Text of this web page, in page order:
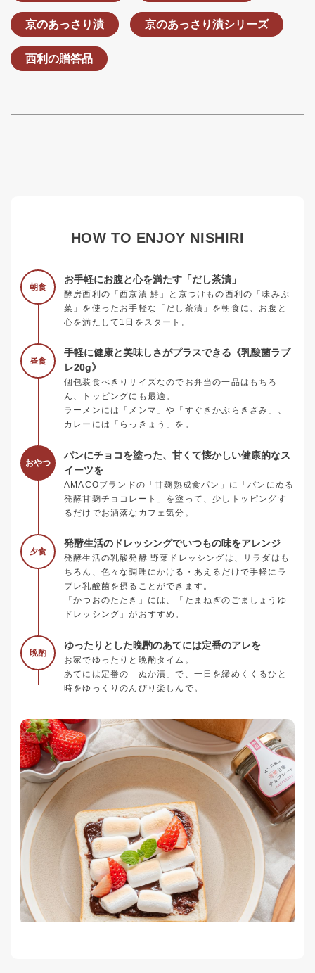
京のあっさり漬 京のあっさり漬シリーズ
西利の贈答品
HOW TO ENJOY NISHIRI
朝食
お手軽にお腹と心を満たす「だし茶漬」
酵房西利の「西京漬 鰆」と京つけもの西利の「味みぶ
菜」を使ったお手軽な「だし茶漬」を朝食に、お腹と
心を満たして1日をスタート。
昼食
手軽に健康と美味しさがプラスできる《乳酸菌ラブ
レ20g》
個包装食べきりサイズなのでお弁当の一品はもちろ
ん、トッピングにも最適。
ラーメンには「メンマ」や「すぐきかぶらきざみ」、
カレーには「らっきょう」を。
おやつ
パンにチョコを塗った、甘くて懐かしい健康的なス
イーツを
AMACOブランドの「甘麹熟成食パン」に「パンにぬる
発酵甘麹チョコレート」を塗って、少しトッピングす
るだけでお洒落なカフェ気分。
夕食
発酵生活のドレッシングでいつもの味をアレンジ
発酵生活の乳酸発酵 野菜ドレッシングは、サラダはも
ちろん、色々な調理にかける・あえるだけで手軽にラ
ブレ乳酸菌を摂ることができます。
「かつおのたたき」には、「たまねぎのごましょうゆ
ドレッシング」がおすすめ。
晩酌
ゆったりとした晩酌のあてには定番のアレを
お家でゆったりと晩酌タイム。
あてには定番の「ぬか漬」で、一日を締めくくるひと
時をゆっくりのんびり楽しんで。